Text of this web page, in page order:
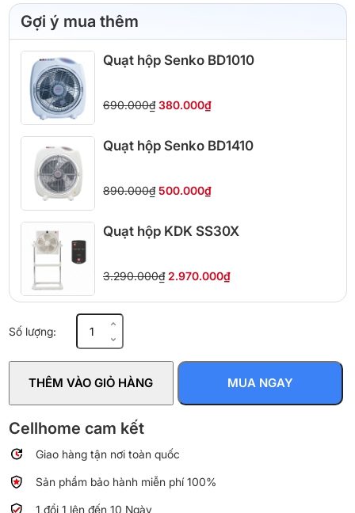
Gợi ý mua thêm
Quạt hộp Senko BD1010
690.000₫ 380.000₫
Quạt hộp Senko BD1410
890.000₫ 500.000₫
Quạt hộp KDK SS30X
3.290.000₫ 2.970.000₫
Số lượng:
Quạt
hộp
38cm
số
THÊM VÀO GIỎ HÀNG MUA NGAY
Cellhome cam kết
Giao hàng tận nơi toàn quốc
Sản phẩm bảo hành miễn phí 100%
1 đổi 1 lên đến 10 Ngày